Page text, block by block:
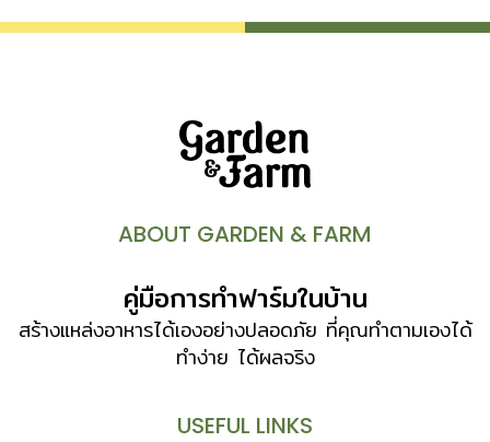
วงศ์เดียวกับข้าวและไผ่ หลายคนรู้จักหญ้าหลายชนิดนิยมใช้ใน
หญ้าในความหมายของคนทั่วไป จึงประกอบด้วยพืชหลายวงศ์
ด้วยกัน อย่างที่กล่าวไปแล้วว่า คนทั่วไปมองว่า หญ้าหรือ
วัชพืช เป็นพืชไร้ค่า จนมีคำเปรียบเปรยว่า “รกคนดีกว่ารก
วัชพืชดีพอ ความจริงแล้ว หญ้าหลายชนิดที่เราคิดว่าไร้ค่านั้น
ABOUT GARDEN & FARM
คู่มือการทำฟาร์มในบ้าน
สร้างแหล่งอาหารได้เองอย่างปลอดภัย ที่คุณทำตามเองได้
ทำง่าย ได้ผลจริง
USEFUL LINKS